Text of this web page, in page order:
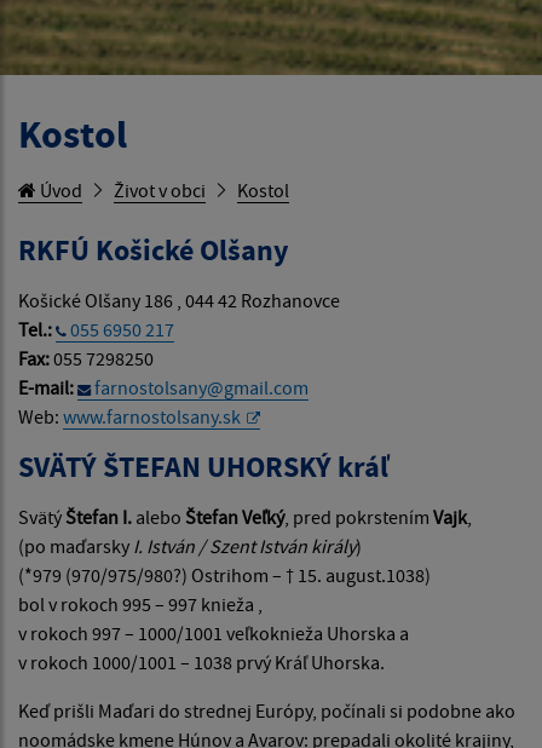
Kostol
Úvod Život v obci Kostol
RKFÚ Košické Olšany
Košické Olšany 186 , 044 42 Rozhanovce
Tel.:
055 6950 217
Fax:055 7298250
E-mail:
farnostolsany@gmail.com
Web: www.farnostolsany.sk
SVÄTÝ ŠTEFAN UHORSKÝ kráľ
Svätý Štefan I. alebo Štefan Veľký, pred pokrstením Vajk
(po maďarsky I. István / Szent István király)
(*979 (970/975/980?) Ostrihom – † 15. august.1038)
bol v rokoch 995 – 997 knieža ,
v rokoch 997 – 1000/1001 veľkoknieža Uhorska a
v rokoch 1000/1001 – 1038 prvý Kráľ Uhorska.
Keď prišli Maďari do strednej Európy, počínali si podobne ako
noomádske kmene Húnov a Avarov: prepadali okolité krajiny,